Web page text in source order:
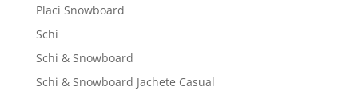
Placi Snowboard
Schi
Schi & Snowboard
Schi & Snowboard Jachete Casual